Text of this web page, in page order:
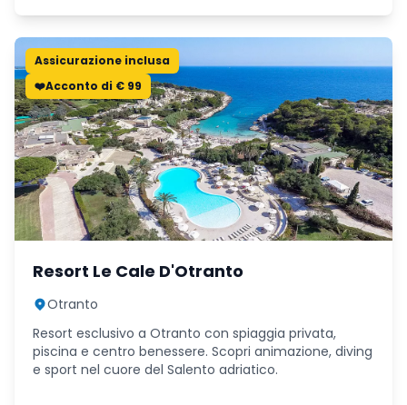
Assicurazione inclusa
❤️Acconto di € 99
Resort Le Cale D'Otranto
Otranto
Resort esclusivo a Otranto con spiaggia privata,
piscina e centro benessere. Scopri animazione, diving
e sport nel cuore del Salento adriatico.